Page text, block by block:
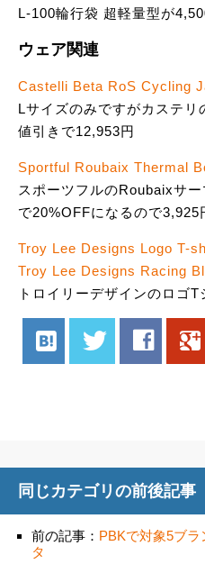
L-100輪行袋 超軽量型が
ウェア関連
Castelli Beta RoS Cycling
Lサイズのみですがカステ
値引きで12,953円
Sportful Roubaix Thermal
スポーツフルのRoubaixサ
で20%OFFになるので3,925
Troy Lee Designs Logo T-
Troy Lee Designs Racing
トロイリーデザインのロゴT
hatenabookmark twitter facebook google
同じカテゴリの前後記事
前の記事： PBKで対象5ブ
タ